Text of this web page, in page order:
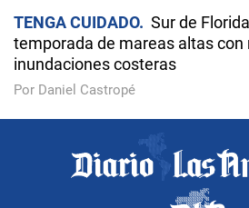
TENGA CUIDADO
Sur de
temporada de mareas altas con
inundaciones costeras
Por Daniel Castropé